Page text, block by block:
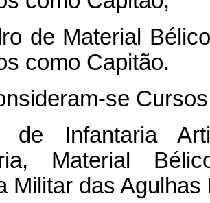
de Material
como Capitão.
se
Infantaria
Material
Militar das Agulhas